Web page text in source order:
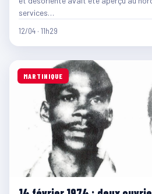
services…
12/04 · 11h29
MARTINIQUE